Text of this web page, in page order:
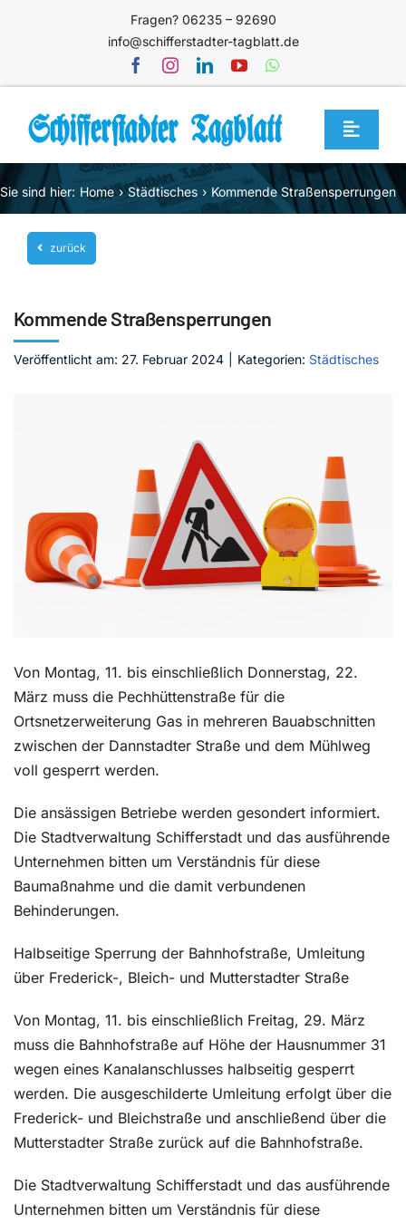
Fragen? 06235 – 92690
info@schifferstadter-tagblatt.de
Toggle
Home
Themen
Blog
Service
Mediathek
Sie sind hier: Home Städtisches Kommende Straßensperrungen
zurück
Kommende Straßensperrungen
Veröffentlicht am: 27. Februar 2024 Kategorien: Städtisches
Von Montag, 11. bis einschließlich Donnerstag, 22.
März muss die Pechhüttenstraße für die
Ortsnetzerweiterung Gas in mehreren Bauabschnitten
zwischen der Dannstadter Straße und dem Mühlweg
voll gesperrt werden.
Die ansässigen Betriebe werden gesondert informiert.
Die Stadtverwaltung Schifferstadt und das ausführende
Unternehmen bitten um Verständnis für diese
Baumaßnahme und die damit verbundenen
Behinderungen.
Halbseitige Sperrung der Bahnhofstraße, Umleitung
über Frederick-, Bleich- und Mutterstadter Straße
Von Montag, 11. bis einschließlich Freitag, 29. März
muss die Bahnhofstraße auf Höhe der Hausnummer 31
wegen eines Kanalanschlusses halbseitig gesperrt
werden. Die ausgeschilderte Umleitung erfolgt über die
Frederick- und Bleichstraße und anschließend über die
Mutterstadter Straße zurück auf die Bahnhofstraße.
Die Stadtverwaltung Schifferstadt und das ausführende
Unternehmen bitten um Verständnis für diese